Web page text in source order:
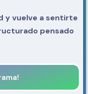
y vuelve a sentirte
pensado